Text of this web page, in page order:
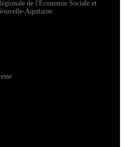
de l'Économie Sociale et
Aquitaine.